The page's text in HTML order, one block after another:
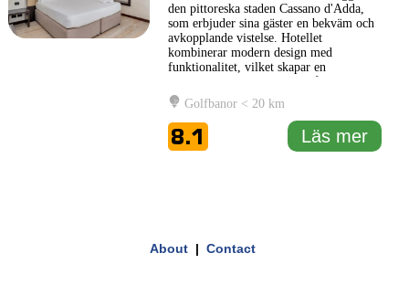
den pittoreska staden Cassano d'Adda,
som erbjuder sina gäster en bekväm och
avkopplande vistelse. Hotellet
kombinerar modern design med
funktionalitet, vilket skapar en
affärsresenärer och turister. Inredningen
är stilren och utrustad med bekväma
sängar och moderna bekvämligheter,
vilket gör det till en utmärkt plats för
vila efter
Golfbanor < 20 km
8.1 Läs mer
About| Contact